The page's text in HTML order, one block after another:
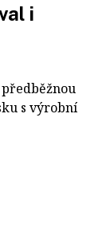
i
s výrobní